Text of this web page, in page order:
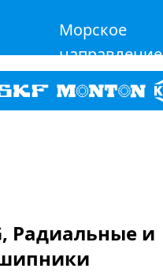
Морское
направление
Радиальные и